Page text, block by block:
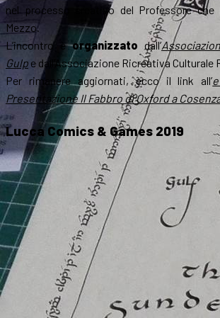
nel processo creativo del Professore che
Mezzo.
L’incontro èorganizzato dall’
Gulp e dall’Associazione Ricreativa
Per rimanere aggiornati, ecco il link all’
Presentazione Il Fabbro di Oxforda
Lucca Comics & Games 2019